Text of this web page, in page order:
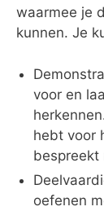
waarmee je
kunnen. Je
voor en
hebt voor
bespreekt
oefenen